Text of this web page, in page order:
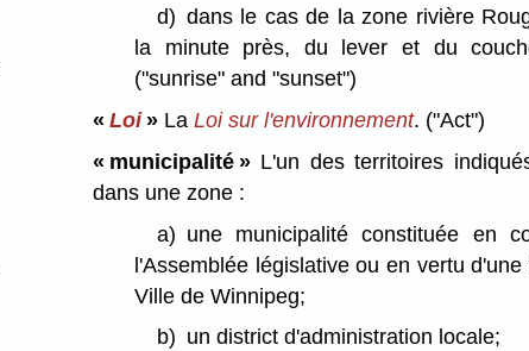
d) dans le cas de la zone rivière
la minute près, du lever et du
("sunrise" and "sunset")
« Loi»La Loi sur l'environnement. ("Act")
« municipalité »L'un des territoires
dans une zone :
a) une municipalité constituée en
l'Assemblée législative ou en vertu
Ville de Winnipeg;
b) un district d'administration locale;